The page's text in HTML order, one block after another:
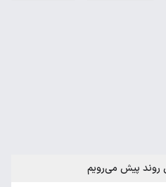
روند پیش می‌رویم